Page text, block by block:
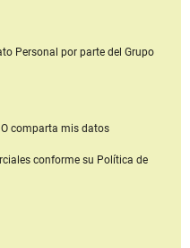
Personal por parte del Grupo
comparta mis datos
conforme su Política de